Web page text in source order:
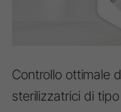
Controllo ottimale
sterilizzatrici di tipo